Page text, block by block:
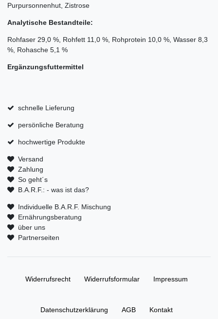
Purpursonnenhut, Zistrose
Analytische Bestandteile:
Rohfaser 29,0 %, Rohfett 11,0 %, Rohprotein 10,0 %, Wasser 8,3
%, Rohasche 5,1 %
Ergänzungsfuttermittel
schnelle Lieferung
persönliche Beratung
hochwertige Produkte
Versand
Zahlung
So geht´s
B.A.R.F.: - was ist das?
Individuelle B.A.R.F. Mischung
Ernährungsberatung
über uns
Partnerseiten
Widerrufs­recht Widerrufs­formular Impressum
Daten­schutz­erklärung AGB Kontakt